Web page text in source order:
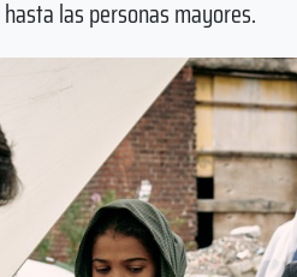
las personas mayores.